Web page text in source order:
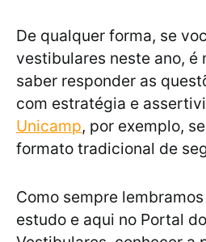
De qualquer forma, se
vestibulares neste ano,
saber responder as
com estratégia e
Unicamp, por exemplo,
formato tradicional de
Como sempre
estudo e aqui no Portal